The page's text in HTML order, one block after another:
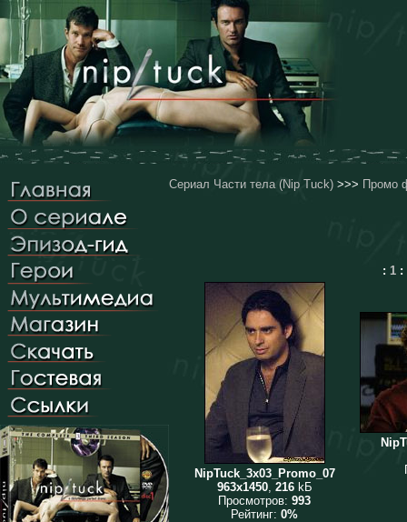
Сериал Части тела (Nip Tuck) >>> Промо
: 1:
NipTuck_3x03_Promo_07
963x1450, 216kБ
Просмотров: 993
Рейтинг: 0%